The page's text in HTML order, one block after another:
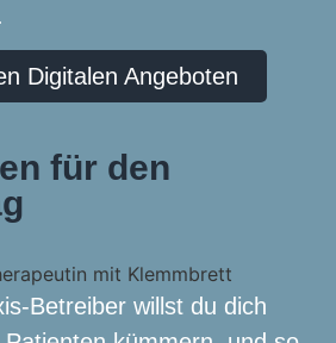
Digitalen Angeboten
für den
Betreiber willst du dich